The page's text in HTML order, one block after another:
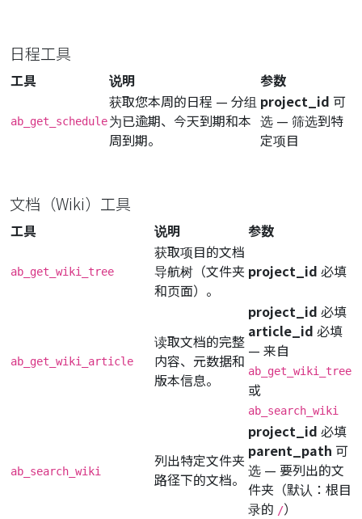
日程工具
工具 说明 参数
ab_get_schedule
获取您本周的日程 — 分组
为已逾期、今天到期和本
周到期。
project_id 可
选 — 筛选到特
定项目
文档（Wiki）工具
工具 说明 参数
ab_get_wiki_tree
获取项目的文档
导航树（文件夹
和页面）。
project_id 必填
ab_get_wiki_article
读取文档的完整
内容、元数据和
版本信息。
project_id 必填
article_id 必填
— 来自
ab_get_wiki_tree
或
ab_search_wiki
ab_search_wiki
列出特定文件夹
路径下的文档。
project_id 必填
parent_path 可
选 — 要列出的文
件夹（默认：根目
录的 /）